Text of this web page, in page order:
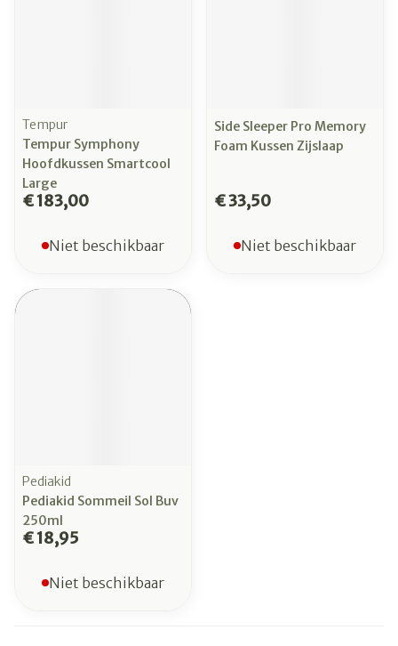
Tempur
Tempur Symphony
Hoofdkussen Smartcool
Large
€ 183,00
Niet beschikbaar
Side Sleeper Pro Memory
Foam Kussen Zijslaap
€ 33,50
Niet beschikbaar
Pediakid
Pediakid Sommeil Sol Buv
250ml
€ 18,95
Niet beschikbaar